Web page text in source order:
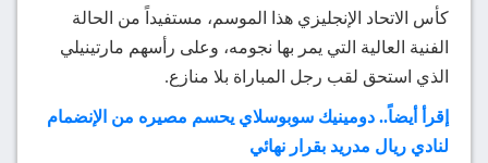
كأس الاتحاد الإنجليزي هذا الموسم، مستفيداً من الحالة
الفنية العالية التي يمر بها نجومه، وعلى رأسهم مارتينيلي
الذي استحق لقب رجل المباراة بلا منازع.
إقرأ أيضاً.. دومينيك سوبوسلاي يحسم مصيره من الإنضمام
لنادي ريال مدريد بقرار نهائي